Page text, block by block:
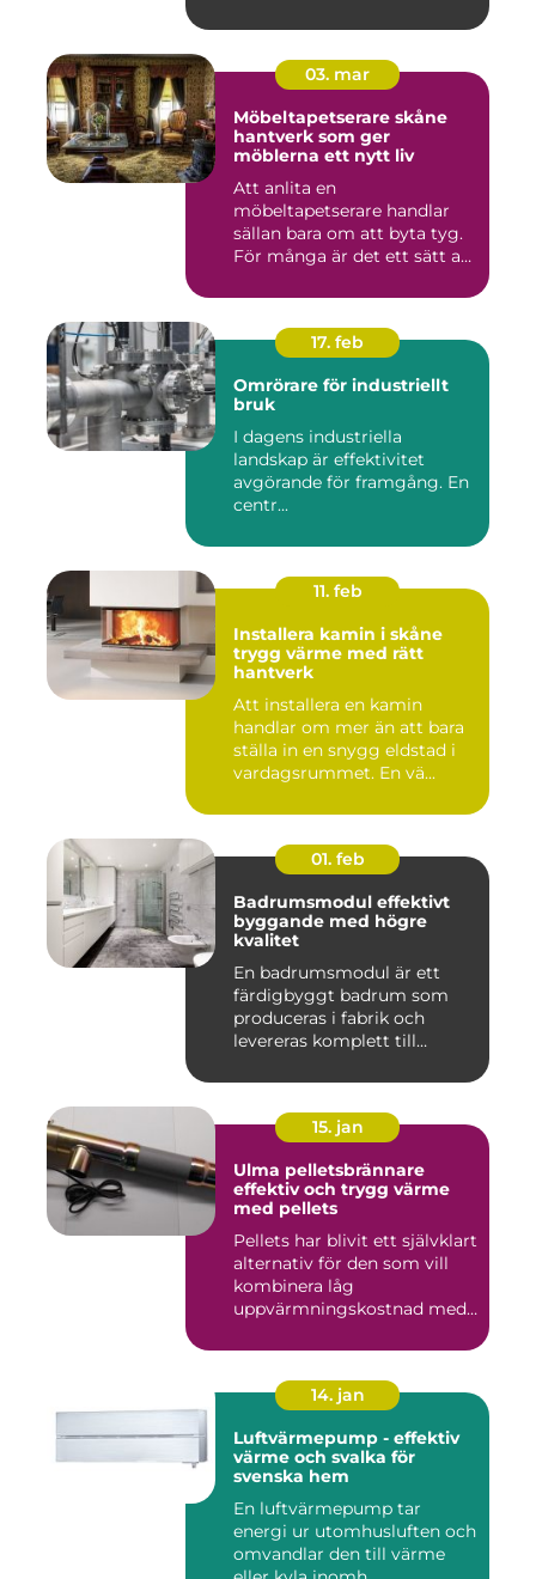
03. mar
Möbeltapetserare skåne
hantverk som ger
möblerna ett nytt liv
Att anlita en
möbeltapetserare handlar
sällan bara om att byta tyg.
För många är det ett sätt att
17. feb
Omrörare för industriellt
bruk
I dagens industriella
landskap är effektivitet
avgörande för framgång. En
centr...
11. feb
Installera kamin i skåne
trygg värme med rätt
hantverk
Att installera en kamin
handlar om mer än att bara
ställa in en snygg eldstad i
vardagsrummet. En vä...
01. feb
Badrumsmodul effektivt
byggande med högre
kvalitet
En badrumsmodul är ett
färdigbyggt badrum som
produceras i fabrik och
levereras komplett till
15. jan
Ulma pelletsbrännare
effektiv och trygg värme
med pellets
Pellets har blivit ett självklart
alternativ för den som vill
kombinera låg
uppvärmningskostnad med
14. jan
Luftvärmepump - effektiv
värme och svalka för
svenska hem
En luftvärmepump tar
energi ur utomhusluften och
omvandlar den till värme